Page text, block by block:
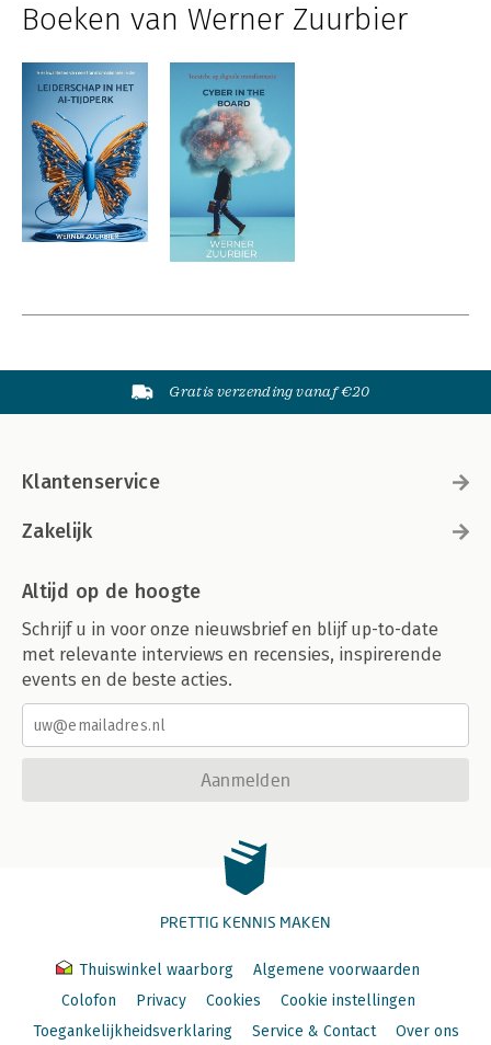
Boeken van Werner Zuurbier
Gratis verzending vanaf €20
Klantenservice
Zakelijk
Altijd op de hoogte
Schrijf u in voor onze nieuwsbrief en blijf up-to-date
met relevante interviews en recensies, inspirerende
events en de beste acties.
Aanmelden
PRETTIG KENNIS MAKEN
Thuiswinkel waarborg
Algemene voorwaarden
Colofon
Privacy Cookies
Cookie instellingen
Toegankelijkheidsverklaring
Service & Contact Over ons